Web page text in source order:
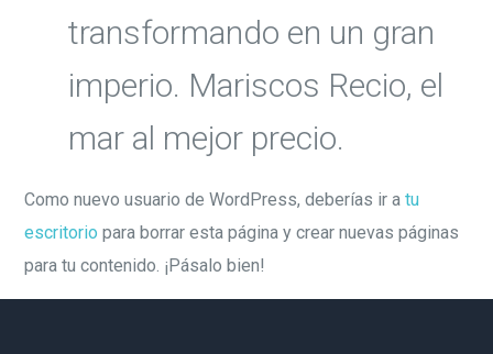
transformando en un gran
imperio. Mariscos Recio, el
mar al mejor precio.
Como nuevo usuario de WordPress, deberías ir atu
escritorio para borrar esta página y crear nuevas páginas
para tu contenido. ¡Pásalo bien!